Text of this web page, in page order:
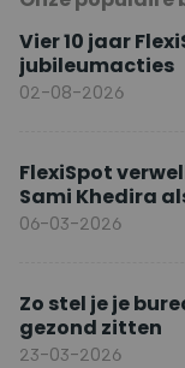
Vier 10 jaar
jubileumacties
02-08-2026
FlexiSpot
Sami Khedira
06-03-2026
Zo stel je je
gezond zitten
23-03-2026